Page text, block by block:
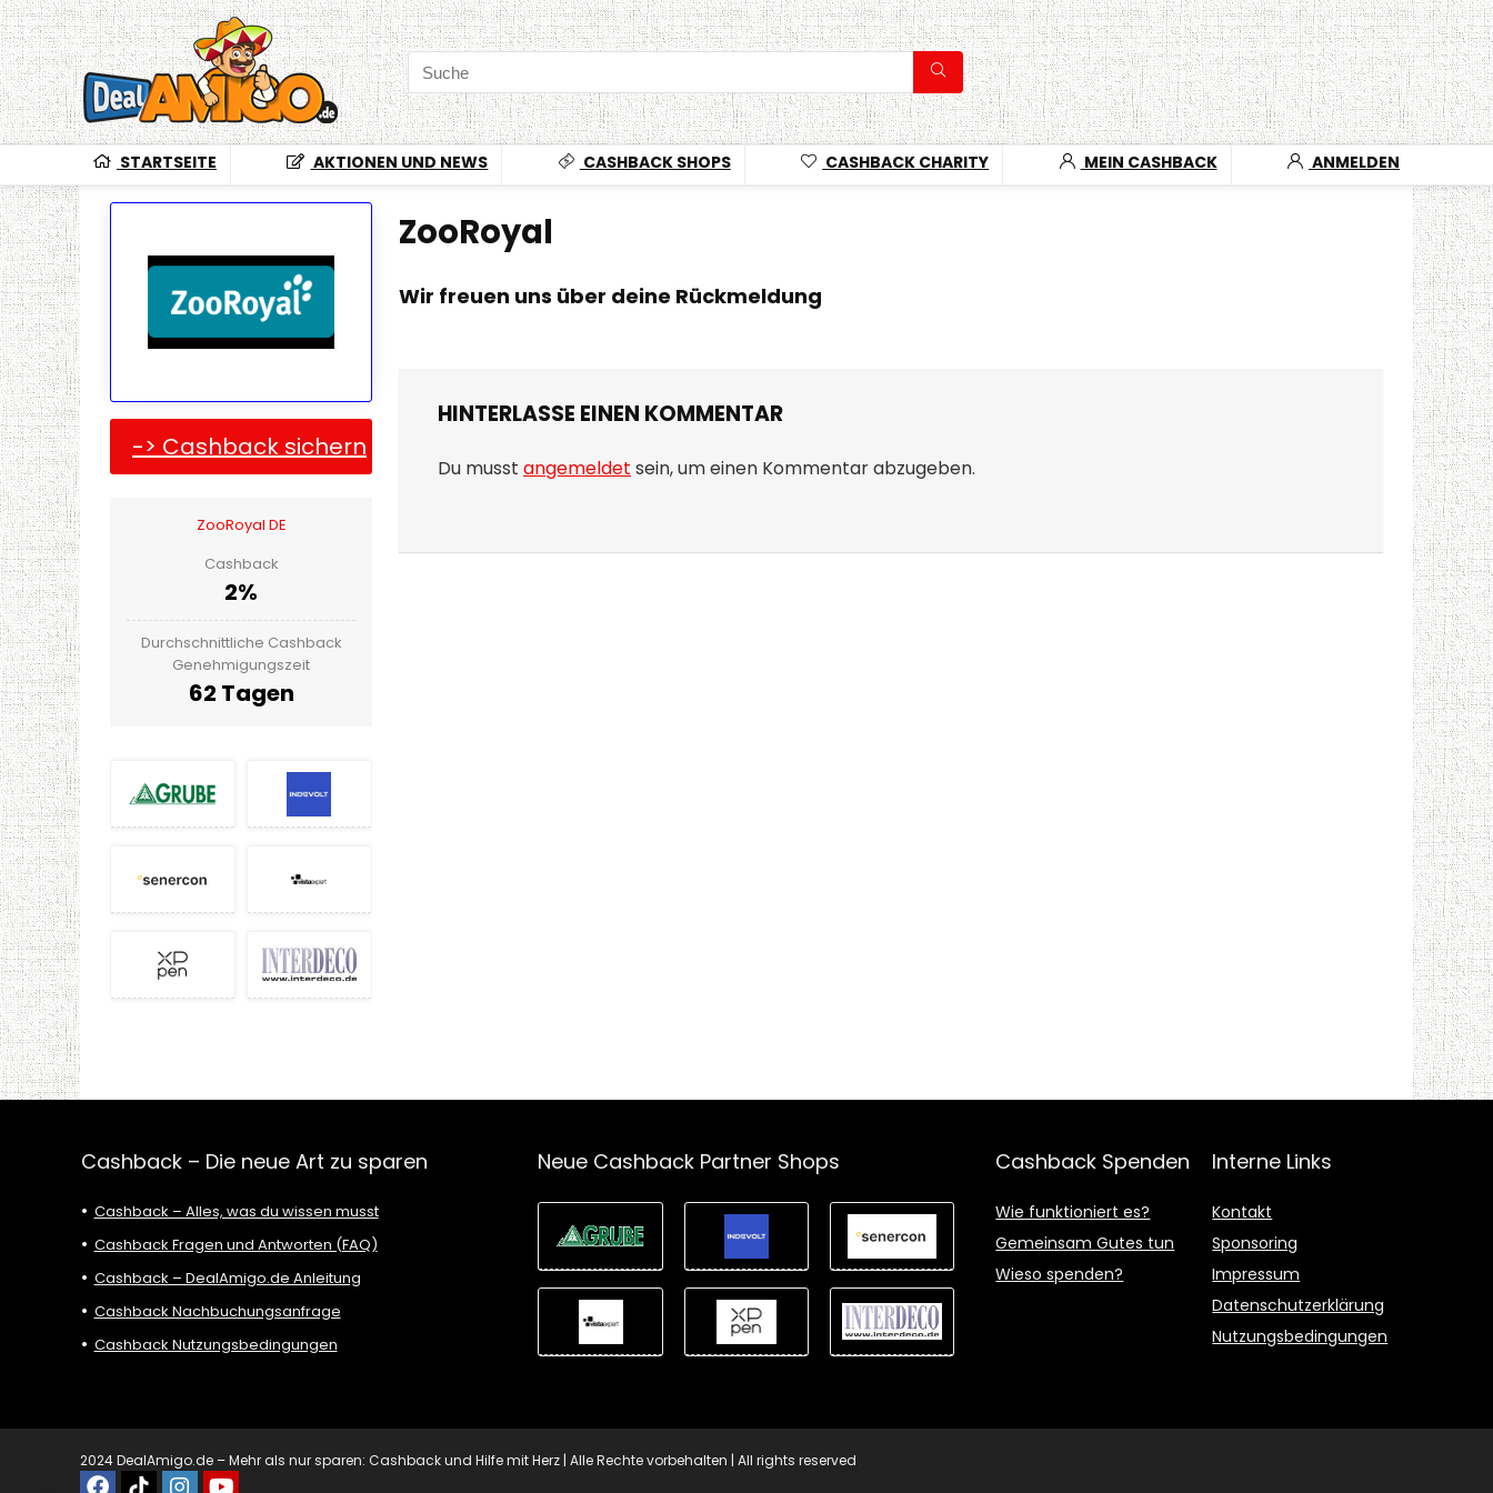
STARTSEITE AKTIONEN UND NEWS CASHBACK SHOPS CASHBACK CHARITY MEIN CASHBACK ANMELDEN
-> Cashback sichern
ZooRoyal DE
Cashback
2%
Durchschnittliche Cashback
Genehmigungszeit
62 Tagen
ZooRoyal
Wir freuen uns über deine Rückmeldung
HINTERLASSE EINEN KOMMENTAR
Du musst angemeldet sein, um einen Kommentar abzugeben.
Cashback – Die neue Art zu sparen
Cashback – Alles, was du wissen musst
Cashback Fragen und Antworten (FAQ)
Cashback – DealAmigo.de Anleitung
Cashback Nachbuchungsanfrage
Cashback Nutzungsbedingungen
Neue Cashback Partner Shops Cashback Spenden
Wie funktioniert es?
Gemeinsam Gutes tun
Wieso spenden?
Interne Links
Kontakt
Sponsoring
Impressum
Datenschutzerklärung
Nutzungsbedingungen
2024 DealAmigo.de – Mehr als nur sparen: Cashback und Hilfe mit Herz | Alle Rechte vorbehalten | All rights reserved